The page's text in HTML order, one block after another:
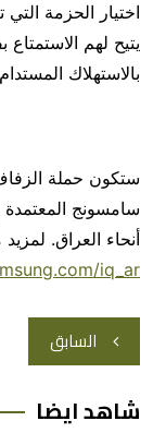
اختيار الحزمة
يتيح لهم الاستمتاع
بالاستهلاك
ستكون حملة
سامسونج
أنحاء العراق.
iq_ar
تصفّح
المقالات
السابق
شاهد ايضا